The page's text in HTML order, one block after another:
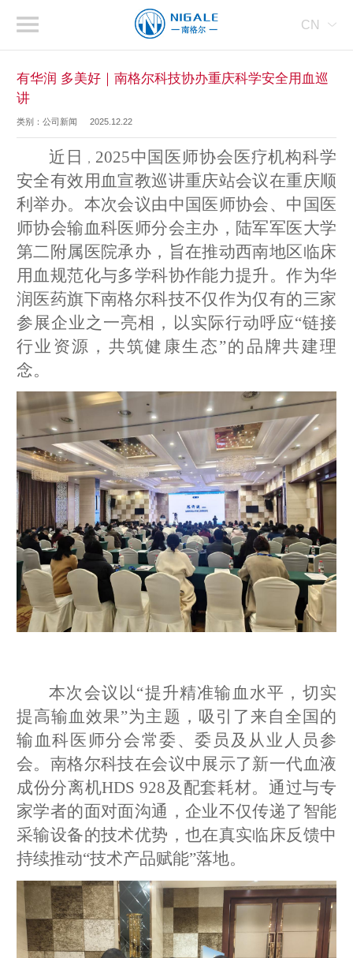
CN
有华润 多美好｜南格尔科技协办重庆科学安全用血巡
讲
类别：公司新闻 2025.12.22
近日 ， 2025中国医师协会医疗机构科学
安全有效用血宣教巡讲重庆站会议在重庆顺
利举办。本次会议由中国医师协会、中国医
师协会输血科医师分会主办，陆军军医大学
第二附属医院承办，旨在推动西南地区临床
用血规范化与多学科协作能力提升。作为华
润医药旗下南格尔科技不仅作为仅有的三家
参展企业之一亮相，以实际行动呼应“链接
行业资源，共筑健康生态”的品牌共建理
念。
本次会议以“提升精准输血水平，切实
提高输血效果”为主题，吸引了来自全国的
输血科医师分会常委、委员及从业人员参
会。南格尔科技在会议中展示了新一代血液
成份分离机HDS 928及配套耗材。通过与专
家学者的面对面沟通，企业不仅传递了智能
采输设备的技术优势，也在真实临床反馈中
持续推动“技术产品赋能”落地。